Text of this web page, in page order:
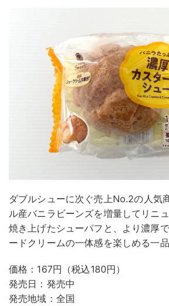
ダブルシューに次ぐ売上No.2の人気
ル産バニラビーンズを増量してリニ
焼き上げたシューパフと、より濃厚
ードクリームの一体感を楽しめる一品
価格：167円（税込180円）
発売日：発売中
発売地域：全国